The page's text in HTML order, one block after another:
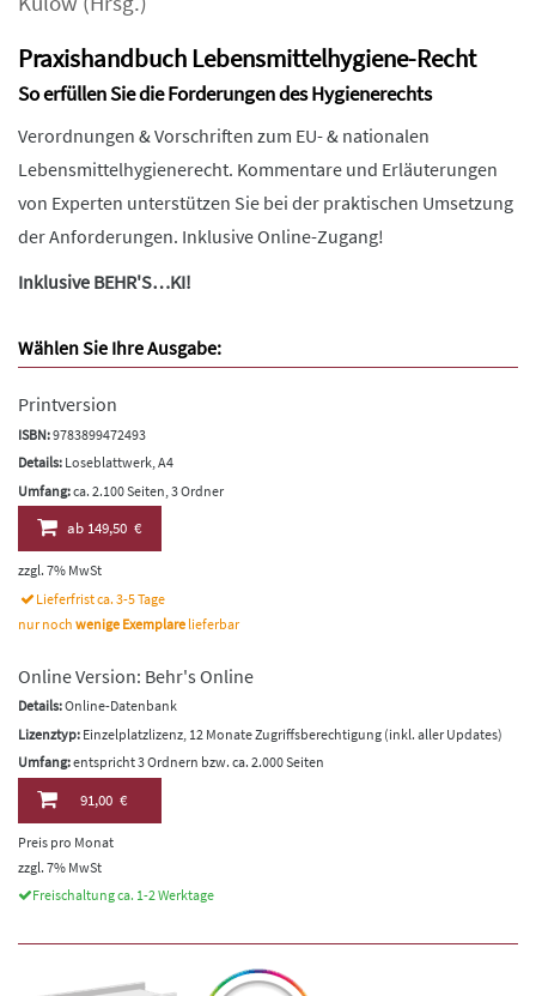
Praxishandbuch Lebensmittelhygiene-Recht
So erfüllen Sie die Forderungen des Hygienerechts
Verordnungen & Vorschriften zum EU- & nationalen
Lebensmittelhygienerecht. Kommentare und Erläuterungen
von Experten unterstützen Sie bei der praktischen Umsetzung
der Anforderungen. Inklusive Online-Zugang!
Inklusive BEHR'S…KI!
Wählen Sie Ihre Ausgabe:
Printversion
ISBN:9783899472493
Details: Loseblattwerk, A4
Umfang:ca. 2.100 Seiten, 3 Ordner
ab149,50 €
zzgl. 7% MwSt
Lieferfrist ca. 3-5 Tage
nur noch wenige Exemplare lieferbar
Online Version: Behr's Online
Details:Online-Datenbank
Lizenztyp: Einzelplatzlizenz, 12 Monate Zugriffsberechtigung (inkl. aller Updates)
Umfang:entspricht 3 Ordnern bzw. ca. 2.000 Seiten
91,00 €
Preis pro Monat
zzgl. 7% MwSt
Freischaltung ca. 1-2 Werktage